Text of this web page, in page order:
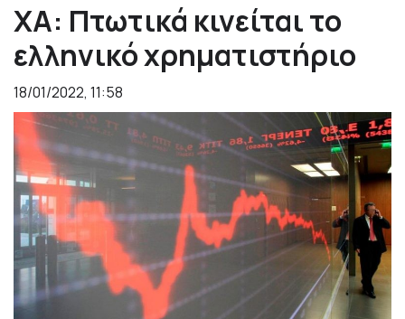
ΧΑ: Πτωτικά κινείται το
ελληνικό χρηματιστήριο
18/01/2022, 11:58